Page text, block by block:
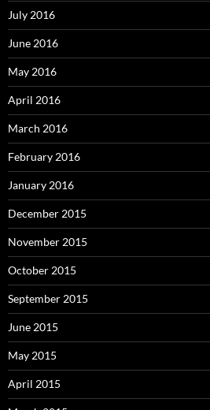
July 2016
June 2016
May 2016
April 2016
March 2016
February 2016
January 2016
December 2015
November 2015
October 2015
September 2015
June 2015
May 2015
April 2015